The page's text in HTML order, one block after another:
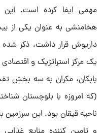
مهمی ایفا کرده است.
هخامنشی به عنوان یکی
داریوش قرار داشت، ذکر شده
یک مرکز استراتژیک و
بابکان، مکران به سه بخش
(که امروزه با بلوچستان
ناحیه قیقان بود. این سرزمین